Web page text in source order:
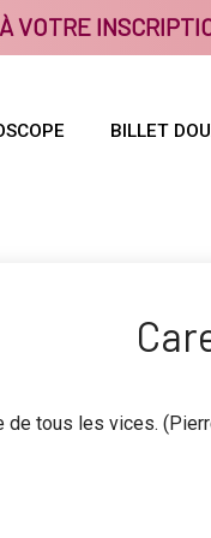
VOTRE
BILLET
de tous les vices.